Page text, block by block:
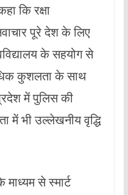
कि रक्षा
पूरे देश के लिए
के सहयोग से
कुशलता के साथ
में पुलिस की
में भी उल्लेखनीय वृद्धि
से स्मार्ट